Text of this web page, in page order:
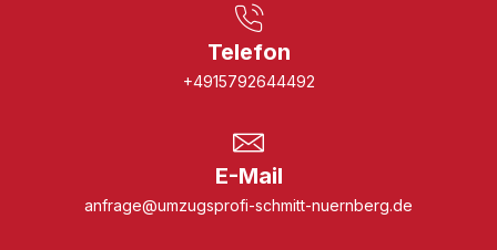
Telefon
+4915792644492
E-Mail
anfrage@umzugsprofi-schmitt-nuernberg.de